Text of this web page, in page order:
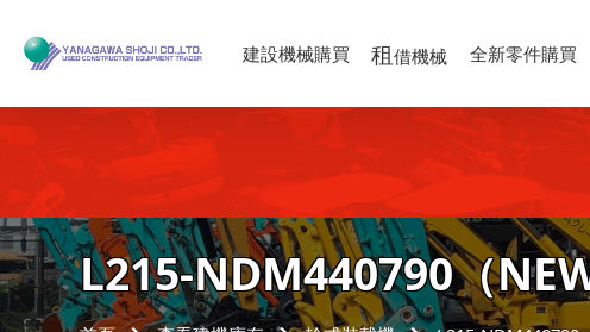
建設機械購買 租借機械 全新零件購買
L215-NDM440790（